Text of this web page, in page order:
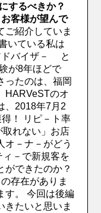
するべきか？
客様が望んで
ご紹介していま
いている私は
バイザ－
と
が8年ほどで
ったのは、福岡
HARVeSTのオ
、2018年7月2
！
リピ－ト率
取れない」お店
オ－ナ－がどう
－で新規客を
ができたのか？
存在がありま
。
今回は後編
きたいと思いま